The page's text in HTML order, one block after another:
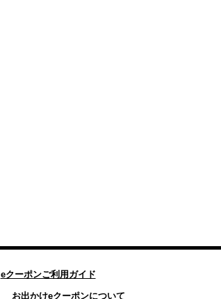
eクーポンご利用ガイド
お出かけeクーポンについて